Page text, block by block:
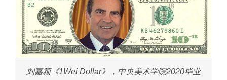
刘嘉颖《1Wei Dollar》，中央美术学院2020毕业